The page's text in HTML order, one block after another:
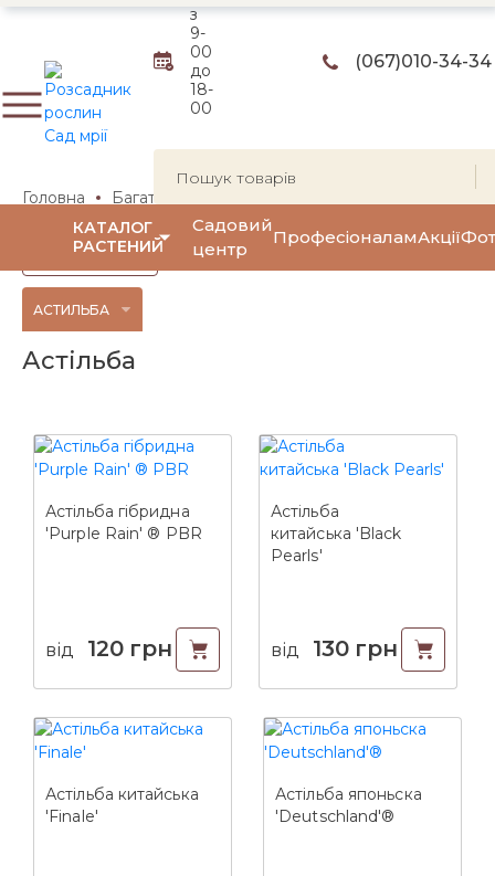
з
9-
00
до
18-
00
(067)010-34-34
КАТАЛОГ
РАСТЕНИЙ
Садовий
центр
ПрофесіоналамАкції
Головна Багаторічні квіти та трави
Фільтр (0)
АСТИЛЬБА
Астільба
Астільба гібридна
'Purple Rain' ® PBR
від 120 грн
Астільба
китайська 'Black
Pearls'
від 130 грн
Астільба китайська
'Finale'
Астільба японьска
'Deutschland'®